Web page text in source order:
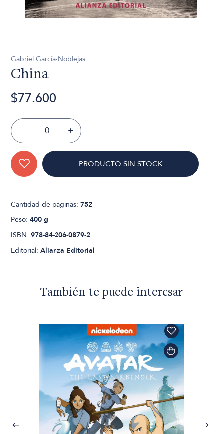
Gabriel García-Noblejas
China
$77.600
- +
PRODUCTO SIN STOCK
Cantidad de páginas:752
Peso:400 g
ISBN:978-84-206-0879-2
Editorial:Alianza Editorial
También te puede interesar